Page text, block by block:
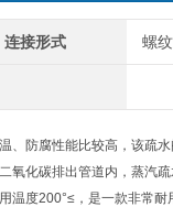
连接形式 螺纹
防腐性能比较高，该疏
化碳排出管道内，蒸汽
度200°≤，是一款非常耐